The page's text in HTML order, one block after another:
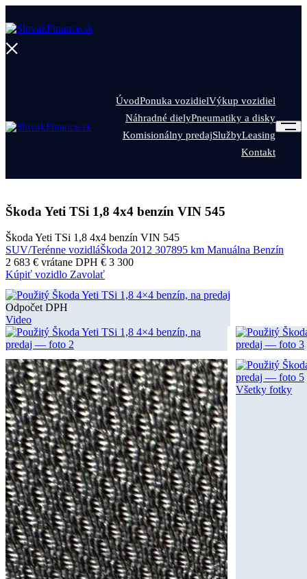
ÚvodPonuka vozidielVýkup vozidiel
Náhradné dielyPneumatiky a disky
Komisionálny predajSlužbyLeasing
Kontakt
Škoda Yeti TSi 1,8 4x4 benzín VIN 545
Škoda Yeti TSi 1,8 4x4 benzín VIN 545
SUV/Terénne vozidláŠkoda 2012 307895 km Manuálna Benzín
2 683 € vrátane DPH € 3 300
Kúpiť vozidlo Zavolať
Odpočet DPH
Video
Všetky fotky